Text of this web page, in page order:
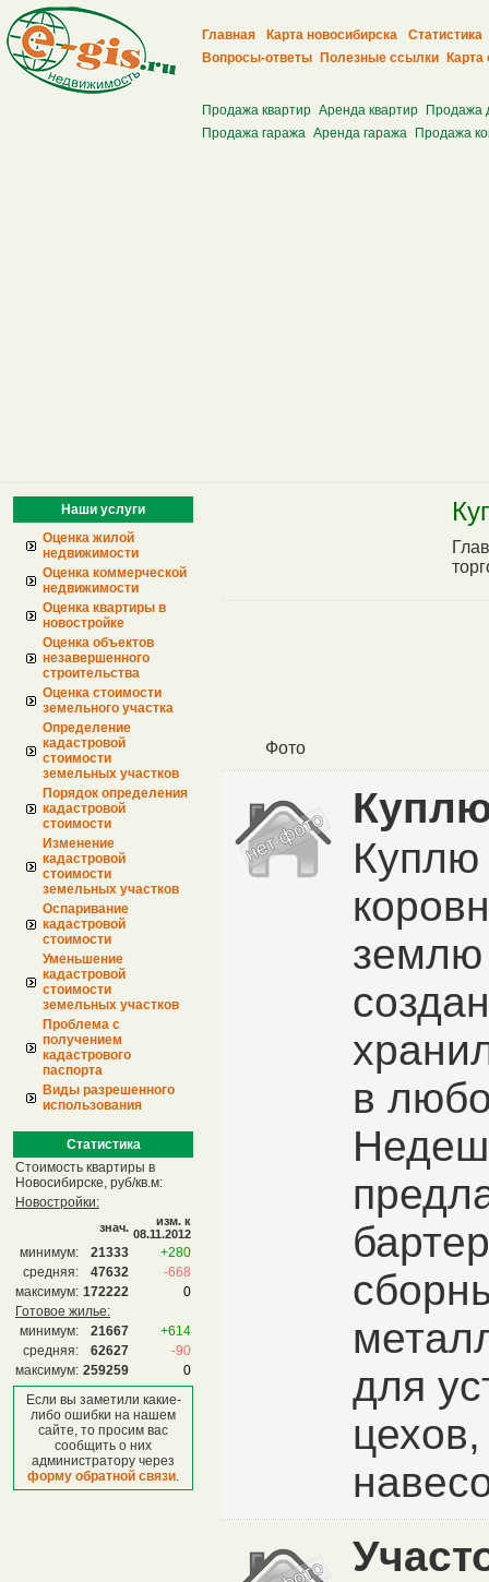
Главная Карта новосибирска
Статистика
Вопросы-ответы
Полезные ссылки Карта
Продажа квартир Аренда квартир
Продажа
Продажа гаража Аренда гаража Продажа
Наши услуги
Оценка жилой
недвижимости
Оценка коммерческой
недвижимости
Оценка квартиры в
новостройке
Оценка объектов
незавершенного
строительства
Оценка стоимости
земельного участка
Определение
кадастровой
стоимости
земельных участков
Порядок определения
кадастровой
стоимости
Изменение
кадастровой
стоимости
земельных участков
Оспаривание
кадастровой
стоимости
Уменьшение
кадастровой
стоимости
земельных участков
Проблема с
получением
кадастрового
паспорта
Виды разрешенного
использования
Статистика
Стоимость квартиры в
Новосибирске, руб/кв.м:
Новостройки:
знач.
изм. к
08.11.2012
минимум: 21333
+280
средняя:
47632
-668
максимум: 172222
0
Готовое жилье:
минимум:
21667
+614
средняя:
62627
-90
максимум: 259259
0
Если вы заметили какие-
либо ошибки на нашем
сайте, то просим вас
сообщить о них
администратору через
форму обратной связи.
Фото
Куплю
землю
в
для